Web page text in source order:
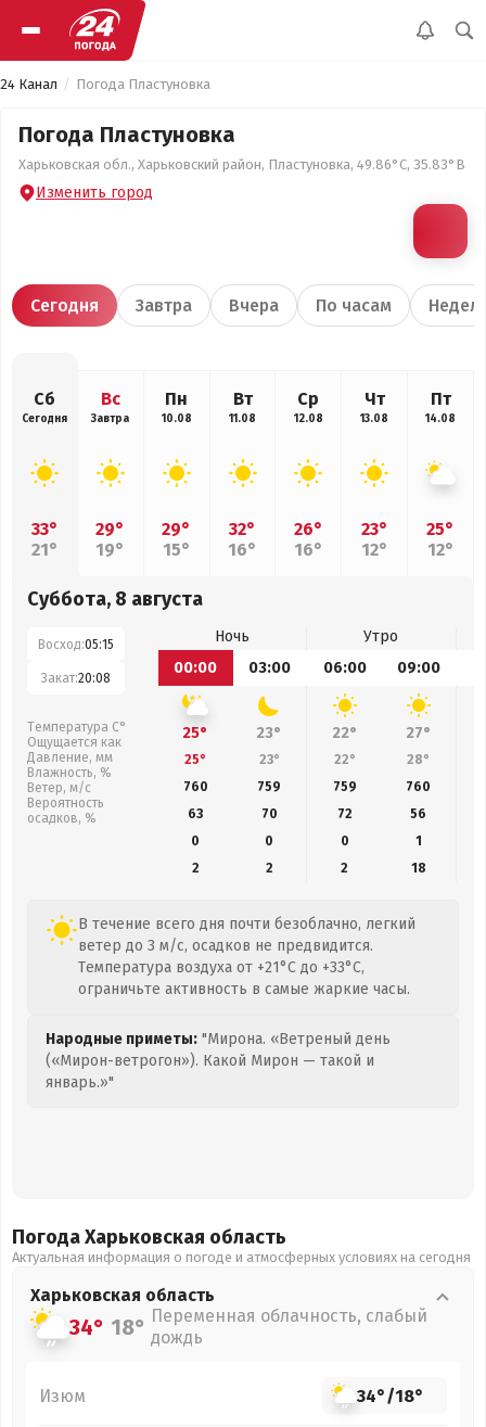
24 Канал Погода Пластуновка
Погода Пластуновка
Харьковская обл., Харьковский район, Пластуновка, 49.86°С, 35.83°В
Изменить город
Сегодня Завтра Вчера По часам
Сб
Сегодня
33°
21°
Вс
Завтра
29°
19°
Пн
10.08
29°
15°
Вт
11.08
32°
16°
Ср
12.08
26°
16°
Чт
13.08
23°
12°
Пт
14.08
25°
12°
Суббота, 8 августа
Восход:05:15
Закат:20:08
Температура С°
Ощущается как
Давление, мм
Влажность, %
Ветер, м/с
Вероятность
осадков, %
Ночь
Утро
00:00
03:00 06:00 09:00
25° 23° 22° 27°
25° 23° 22° 28°
760
759 759 760
63
70 72
56
0
0 0
1
2
2 2 18
В течение всего дня почти безоблачно, легкий
ветер до 3 м/с, осадков не предвидится.
Температура воздуха от +21°C до +33°C,
ограничьте активность в самые жаркие часы.
Народные приметы: "Мирона. «Ветреный день
(«Мирон-ветрогон»). Какой Мирон — такой и
январь.»"
Погода Харьковская область
Актуальная информация о погоде и атмосферных условиях на сегодня
Харьковская область
34° 18° Переменная облачность, слабый
дождь
Изюм 34°/18°